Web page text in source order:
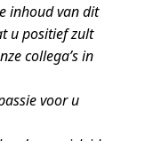
inhoud van dit
u positief zult
collega’s in
voor u